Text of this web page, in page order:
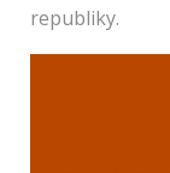
republiky.